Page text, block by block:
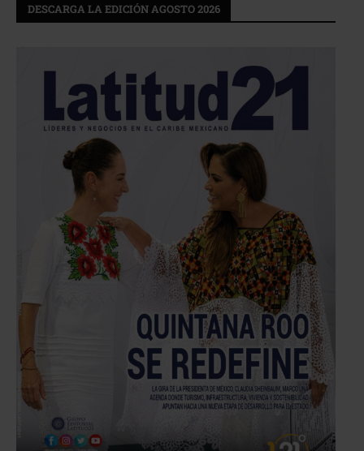
DESCARGA LA EDICIÓN AGOSTO 2026